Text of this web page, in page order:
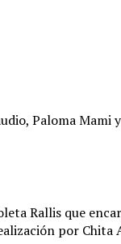
Paloma
Rallis que
por